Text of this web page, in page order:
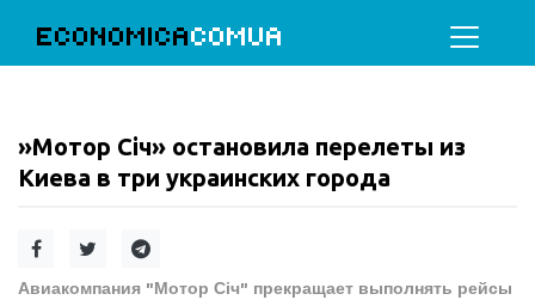
ECONOMICACOMUA
»Мотор Січ» остановила перелеты из
Киева в три украинских города
Авиакомпания "Мотор Січ" прекращает выполнять рейсы